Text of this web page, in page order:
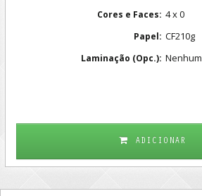
Cores e Faces: 4 x 0
Papel: CF210g
Laminação (Opc.): Nenhum
ADICIONAR